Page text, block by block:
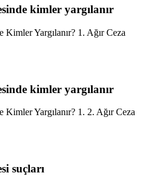
kimler yargılanır
Kimler Yargılanır? 1. Ağır Ceza
kimler yargılanır
Kimler Yargılanır? 1. 2. Ağır Ceza
suçları